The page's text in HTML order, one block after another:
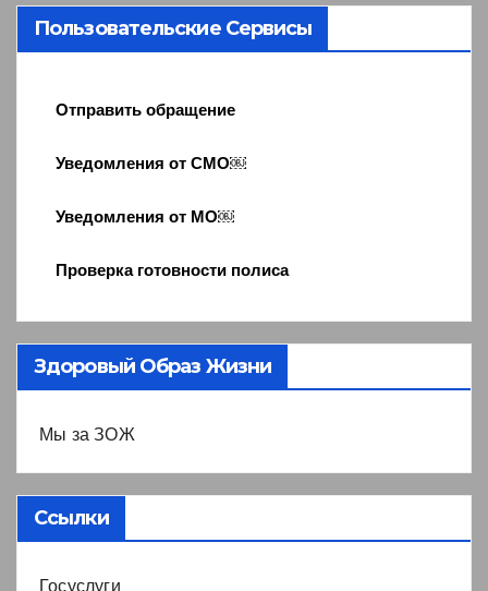
Пользовательские Сервисы
Отправить обращение
Уведомления от СМО￼
Уведомления от МО￼
Проверка готовности полиса
Здоровый Образ Жизни
Мы за ЗОЖ
Ссылки
Госуслуги